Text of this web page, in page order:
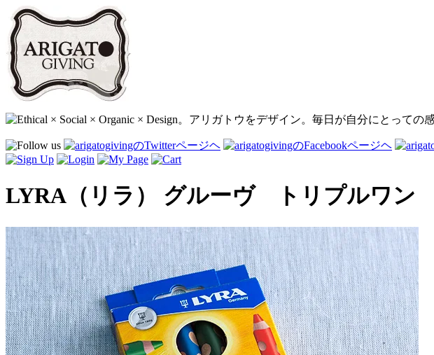
LYRA（リラ） グルーヴ トリプルワン